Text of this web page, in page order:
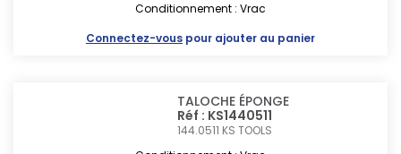
Conditionnement : Vrac
Connectez-vous pour ajouter au panier
TALOCHE ÉPONGE
Réf : KS1440511
144.0511 KS TOOLS